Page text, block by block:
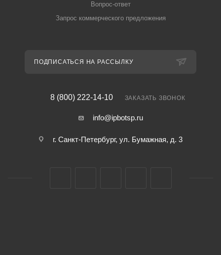
Вопрос-ответ
Запрос коммерческого предложения
ПОДПИСАТЬСЯ НА РАССЫЛКУ
8 (800) 222-14-10 ЗАКАЗАТЬ ЗВОНОК
info@ipbotsp.ru
г. Санкт-Петербург, ул. Бумажная, д. 3